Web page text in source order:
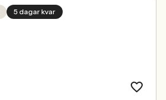
5 dagar kvar